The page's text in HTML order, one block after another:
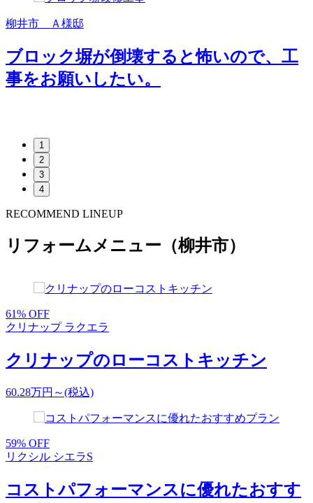
柳井市 Ａ様邸
ブロック塀が倒壊すると怖いので、工
事をお願いしたい。
1
2
3
4
RECOMMEND LINEUP
リフォームメニュー（柳井市）
61% OFF
クリナップ ラクエラ
クリナップのローコストキッチン
60.28万円～(税込)
59% OFF
リクシル シエラS
コストパフォーマンスに優れたおすす